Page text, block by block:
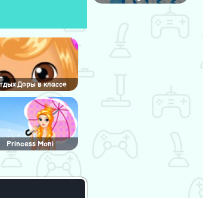
Доры в классе
Princess Moni